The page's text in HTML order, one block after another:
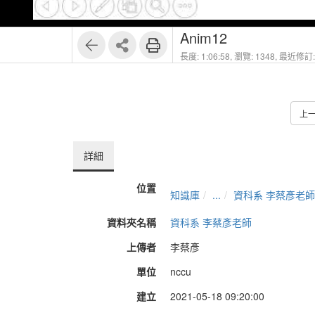
1 23
Anim12
長度: 1:06:58, 瀏覽: 1348, 最近修
上
詳細
位置 知識庫 ...
資科系 李蔡彥老師
資料夾名稱
資科系 李蔡彥老師
上傳者
李蔡彥
單位
nccu
建立
2021-05-18 09:20:00